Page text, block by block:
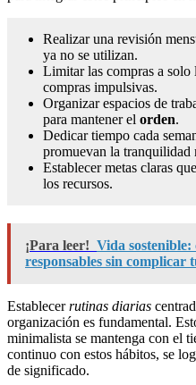
Realizar una revisión
ya no se utilizan.
Limitar las compras a solo
compras impulsivas.
Organizar espacios de
para mantener el orden.
Dedicar tiempo cada
promuevan la tranquilidad
Establecer metas claras
los recursos.
¡Para leer! Vida
responsables sin complicar
Establecerrutinas diarias
organización es fundamental.
minimalista se mantenga con el
continuo con estos hábitos, se
de significado.